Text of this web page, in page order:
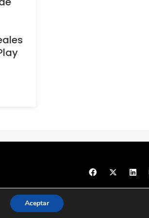
© 1997 - 2026 PRODU - Todos los
Aceptar